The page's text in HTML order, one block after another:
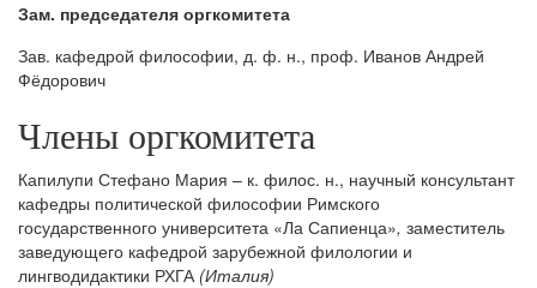
Зам. председателя оргкомитета
Зав. кафедрой философии, д. ф. н., проф. Иванов Андрей
Фёдорович
Члены оргкомитета
Капилупи Стефано Мария ­– к. филос. н., научный консультант
кафедры политической философии Римского
государственного университета «Ла Сапиенца», заместитель
заведующего кафедрой зарубежной филологии и
лингводидактики РХГА (Италия)